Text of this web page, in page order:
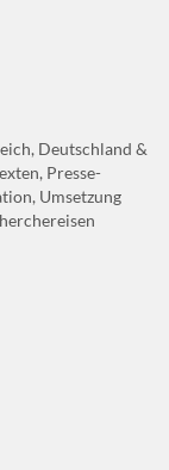
Deutschland &
Presse-
Umsetzung